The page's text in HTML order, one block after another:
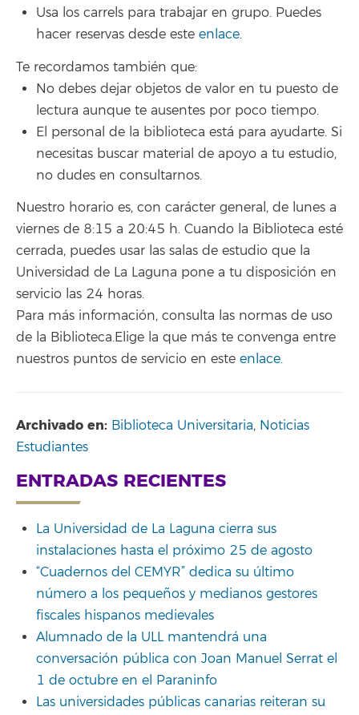
Usa los carrels para trabajar en grupo. Puedes
hacer reservas desde este enlace.
Te recordamos también que:
No debes dejar objetos de valor en tu puesto de
lectura aunque te ausentes por poco tiempo.
El personal de la biblioteca está para ayudarte. Si
necesitas buscar material de apoyo a tu estudio,
no dudes en consultarnos.
Nuestro horario es, con carácter general, de lunes a
viernes de 8:15 a 20:45 h. Cuando la Biblioteca esté
cerrada, puedes usar las salas de estudio que la
Universidad de La Laguna pone a tu disposición en
servicio las 24 horas.
Para más información, consulta las normas de uso
de la Biblioteca.Elige la que más te convenga entre
nuestros puntos de servicio en este enlace.
Archivado en: Biblioteca Universitaria, Noticias
Estudiantes
ENTRADAS RECIENTES
La Universidad de La Laguna cierra sus
instalaciones hasta el próximo 25 de agosto
“Cuadernos del CEMYR” dedica su último
número a los pequeños y medianos gestores
fiscales hispanos medievales
Alumnado de la ULL mantendrá una
conversación pública con Joan Manuel Serrat el
1 de octubre en el Paraninfo
Las universidades públicas canarias reiteran su